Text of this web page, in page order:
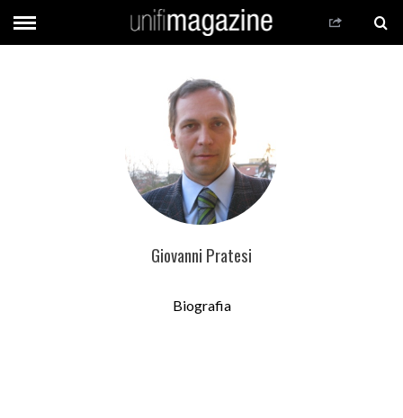
Giovanni Pratesi
Biografia